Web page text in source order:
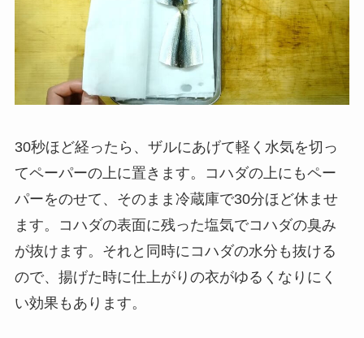
30秒ほど経ったら、ザルにあげて軽く水気を切っ
てペーパーの上に置きます。コハダの上にもペー
パーをのせて、そのまま冷蔵庫で30分ほど休ませ
ます。コハダの表面に残った塩気でコハダの臭み
が抜けます。それと同時にコハダの水分も抜ける
ので、揚げた時に仕上がりの衣がゆるくなりにく
い効果もあります。